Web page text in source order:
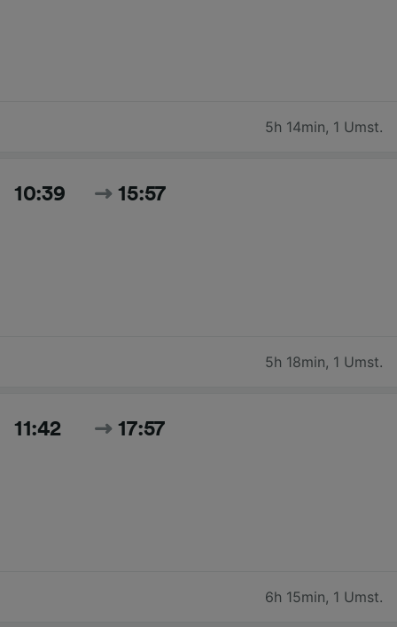
5h 14min, 1 Umst.
10:39 15:57
5h 18min, 1 Umst.
11:42 17:57
6h 15min, 1 Umst.